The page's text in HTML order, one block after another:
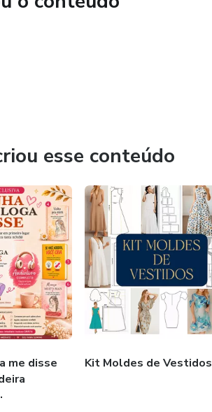
esse conteúdo
me disse
Kit Moldes de Vestidos